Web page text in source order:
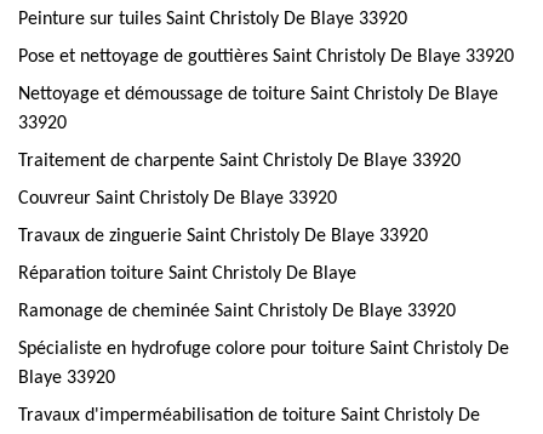
Peinture sur tuiles Saint Christoly De Blaye 33920
Pose et nettoyage de gouttières Saint Christoly De Blaye 33920
Nettoyage et démoussage de toiture Saint Christoly De Blaye
33920
Traitement de charpente Saint Christoly De Blaye 33920
Couvreur Saint Christoly De Blaye 33920
Travaux de zinguerie Saint Christoly De Blaye 33920
Réparation toiture Saint Christoly De Blaye
Ramonage de cheminée Saint Christoly De Blaye 33920
Spécialiste en hydrofuge colore pour toiture Saint Christoly De
Blaye 33920
Travaux d'imperméabilisation de toiture Saint Christoly De